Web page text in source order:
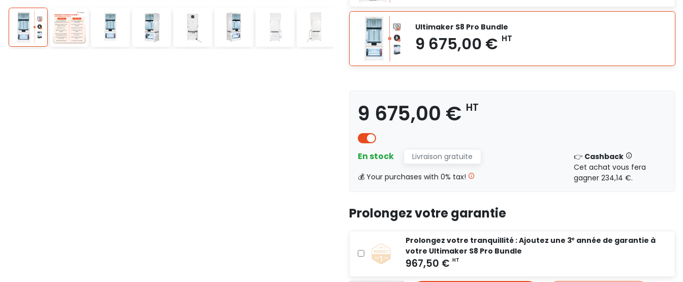
Ultimaker S8 Pro Bundle
9 675,00 €HT
9 675,00 € HT
En stock
Livraison gratuite
💰 Your purchases with 0% tax!
👉 Cashback
Cet achat vous fera
gagner 234,14 €.
Prolongez votre garantie
Prolongez votre tranquillité : Ajoutez une 3ᵉ année de garantie à
votre Ultimaker S8 Pro Bundle